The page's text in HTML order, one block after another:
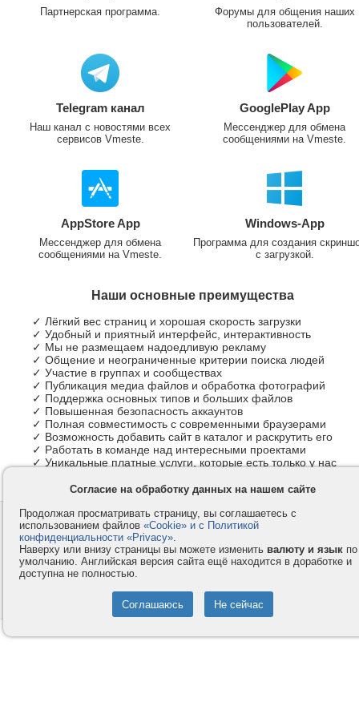
Партнерская программа.
Форумы для общения наших
пользователей.
Telegram канал
Наш канал с новостями всех
сервисов Vmeste.
GooglePlay App
Мессенджер для обмена
сообщениями на Vmeste.
AppStore App
Мессенджер для обмена
сообщениями на Vmeste.
Windows-App
Программа для создания
с загрузкой.
Наши основные преимущества
✓ Лёгкий вес страниц и хорошая скорость загрузки
✓ Удобный и приятный интерфейс, интерактивность
✓ Мы не размещаем надоедливую рекламу
✓ Общение и неограниченные критерии поиска людей
✓ Участие в группах и сообществах
✓ Публикация медиа файлов и обработка фотографий
✓ Поддержка основных типов и больших файлов
✓ Повышенная безопасность аккаунтов
✓ Полная совместимость с современными браузерами
✓ Возможность добавить сайт в каталог и раскрутить его
✓ Работать в команде над интересными проектами
✓ Уникальные платные услуги, которые есть только у нас
Контакты
Компания
Privacy и Cookie
Услуги
Как оплатить
Помощь
© 2008-2026
- Все права защищены.
Согласие на обработку данных на нашем сайте
Продолжая просматривать страницу, вы соглашаетесь с
использованием файлов «Cookie» и с Политикой
конфиденциальности «Privacy».
Наверху или внизу страницы вы можете изменить валюту и язык по
умолчанию. Английская версия сайта ещё находится в доработке и
доступна не полностью.